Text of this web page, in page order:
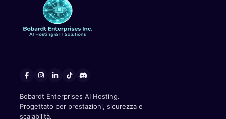
Bobardt Enterprises AI Hosting.
Progettato per prestazioni, sicurezza e
scalabilità.